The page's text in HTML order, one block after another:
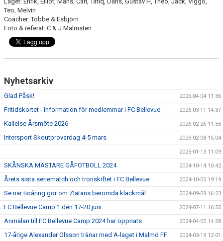
Teo, Melvin
Coacher: Tobbe & Esbjörn
Foto & referat: C & J Malmsten
Nyhetsarkiv
Glad Påsk! 2026-04-04 11:36
Fritidskortet - Information för medlemmar i FC Bellevue 2026-03-11 14:37
Kallelse Årsmöte 2026 2026-02-26 11:56
Intersport Skoutprovardag 4-5 mars 2025-02-08 15:04
2025-01-13 11:09
SKÅNSKA MÄSTARE GÅFOTBOLL 2024 2024-10-14 10:42
Årets sista seriematch och tronskiftet i FC Bellevue 2024-10-05 19:19
Se när tioåring gör om Zlatans berömda klackmål 2024-09-09 16:23
FC Bellevue Camp 1 den 17-20 juni 2024-07-11 16:55
Anmälan till FC Bellevue Camp 2024 har öppnats 2024-04-05 14:28
17-årige Alexander Olsson tränar med A-laget i Malmö FF 2024-03-19 12:01